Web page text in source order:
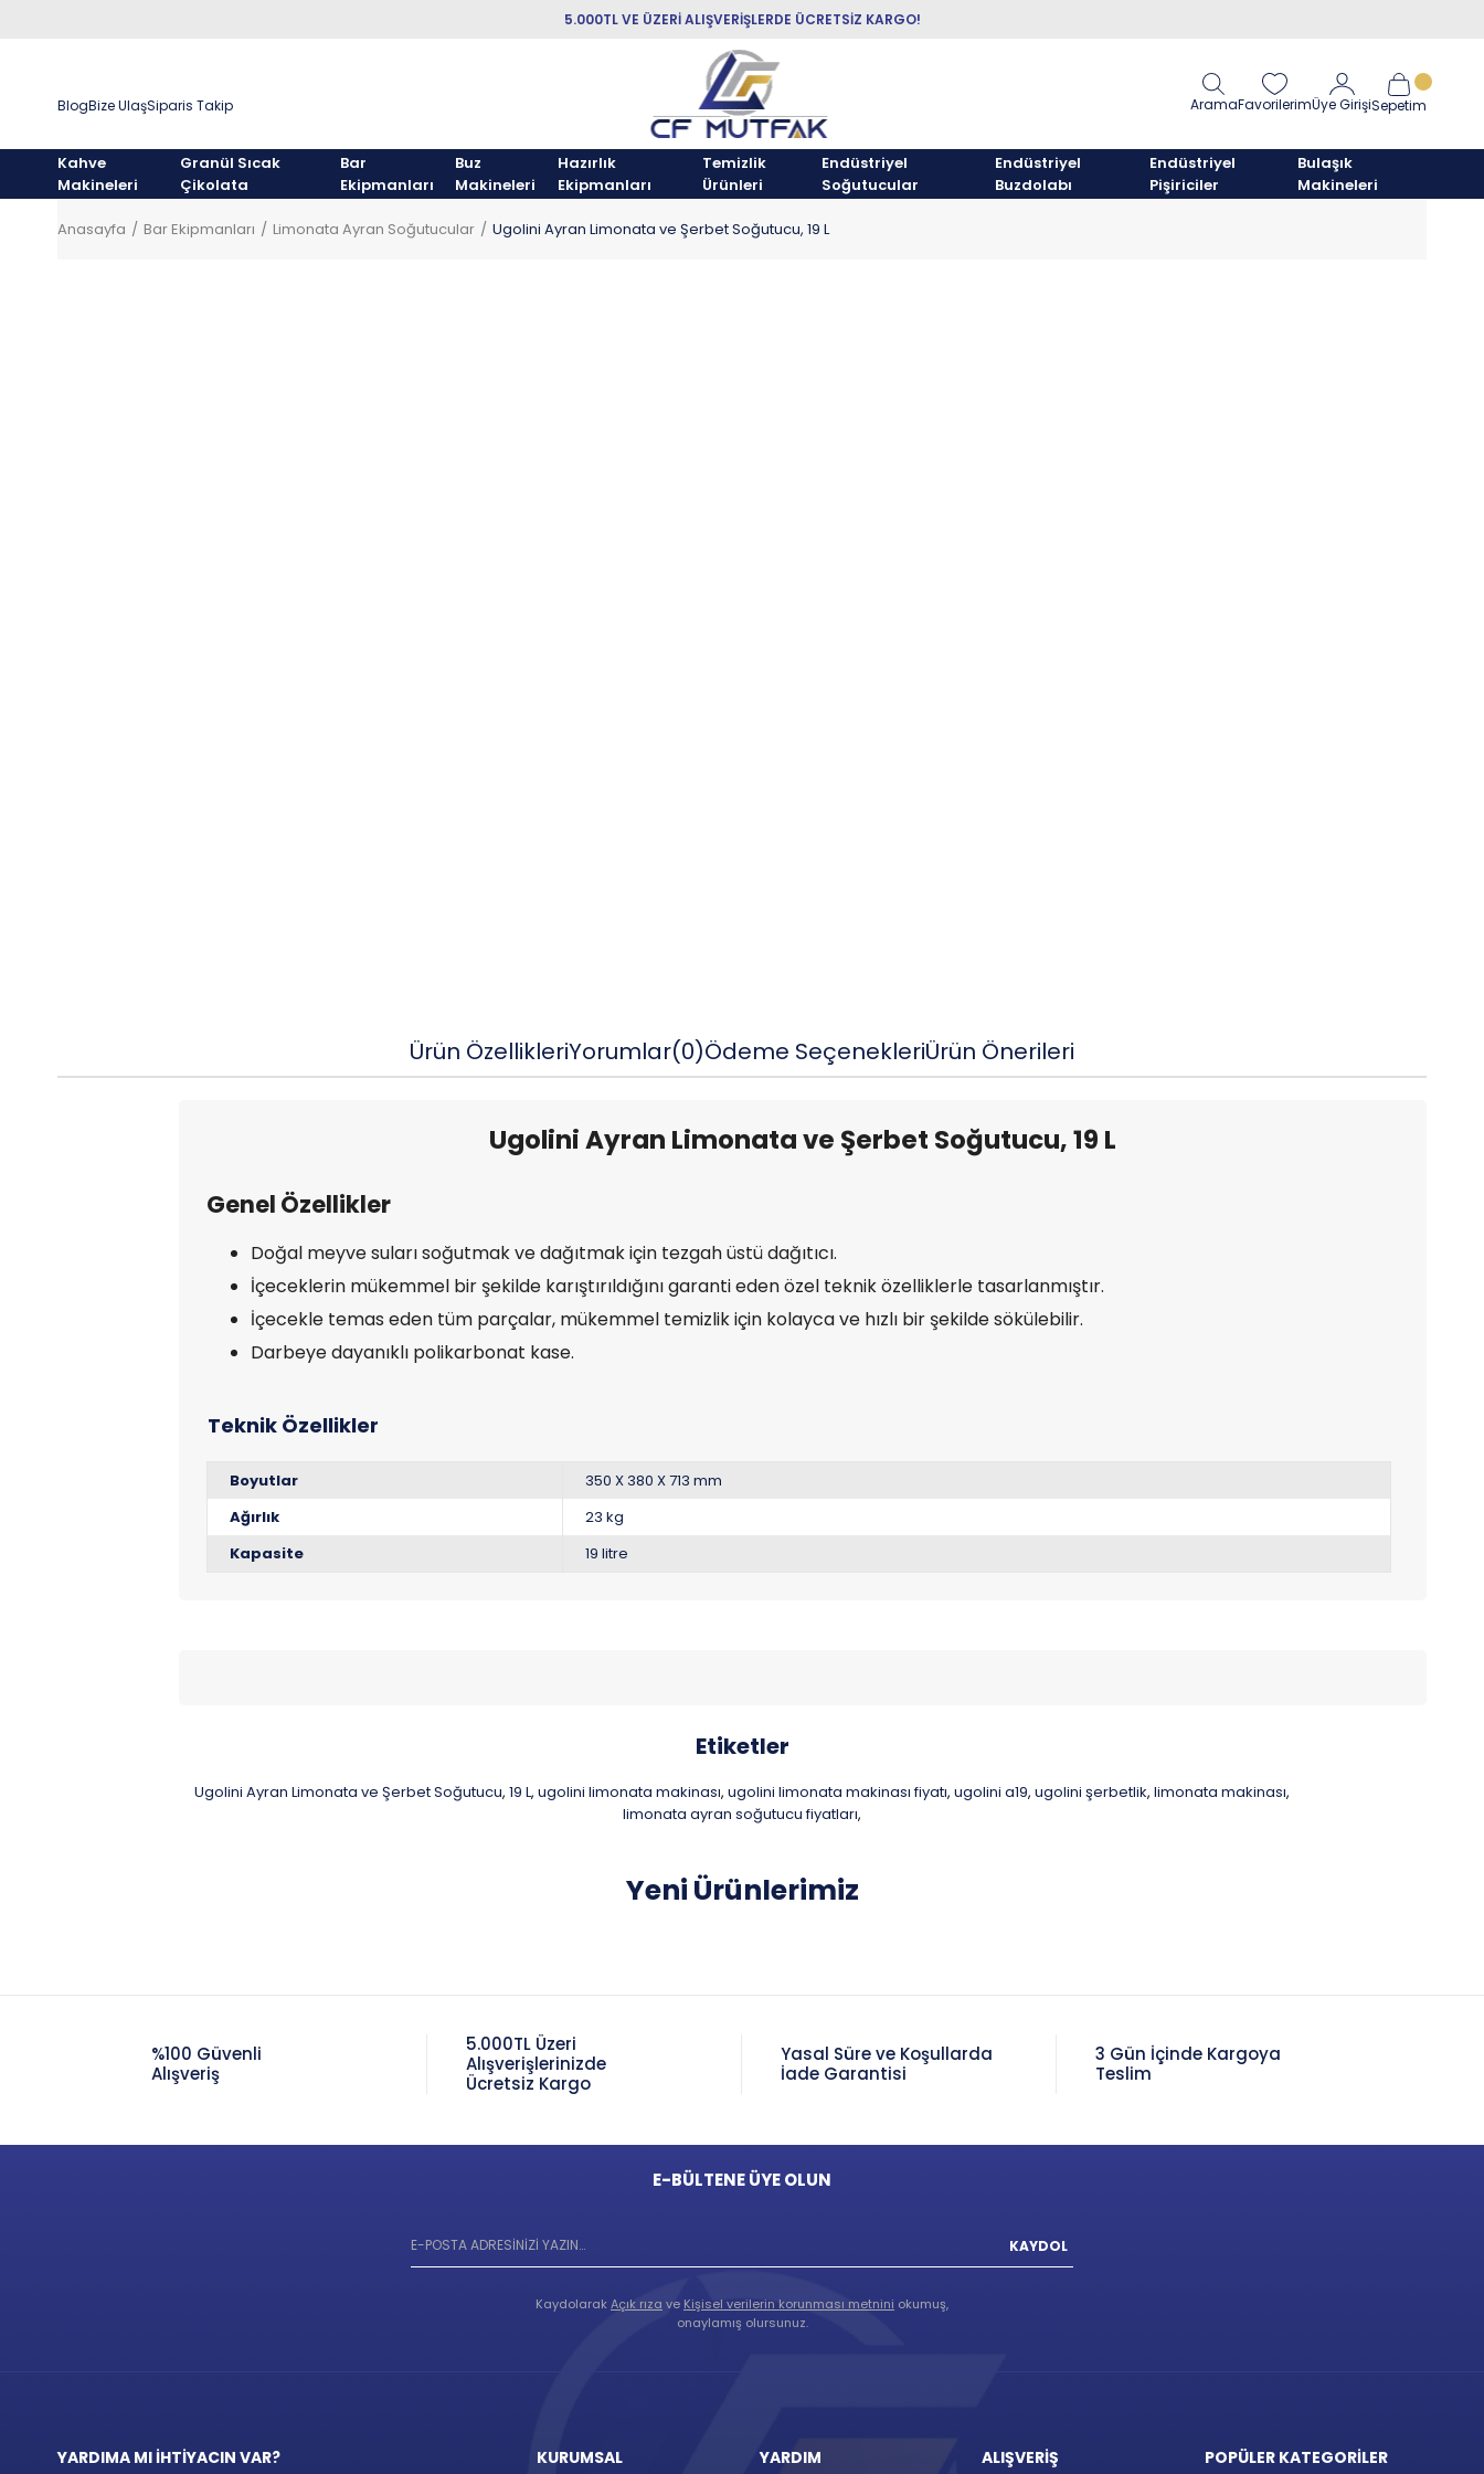
5.000TL VE ÜZERİ ALIŞVERİŞLERDE ÜCRETSİZ KARGO!
BlogBize UlaşSiparis Takip AramaFavorilerimÜye GirişiSepetim
Kahve
Makineleri
Granül Sıcak
Çikolata
Bar
Ekipmanları
Buz
Makineleri
Hazırlık
Ekipmanları
Temizlik
Ürünleri
Endüstriyel
Soğutucular
Endüstriyel
Buzdolabı
Endüstriyel
Pişiriciler
Bulaşık
Makineleri
Anasayfa Bar Ekipmanları Limonata Ayran Soğutucular Ugolini Ayran Limonata ve Şerbet Soğutucu, 19 L
Ürün ÖzellikleriYorumlar(0)Ödeme SeçenekleriÜrün Önerileri
Ugolini Ayran Limonata ve Şerbet Soğutucu, 19 L
Genel Özellikler
Doğal meyve suları soğutmak ve dağıtmak için tezgah üstü dağıtıcı.
İçeceklerin mükemmel bir şekilde karıştırıldığını garanti eden özel teknik özelliklerle tasarlanmıştır.
İçecekle temas eden tüm parçalar, mükemmel temizlik için kolayca ve hızlı bir şekilde sökülebilir.
Darbeye dayanıklı polikarbonat kase.
Boyutlar
350 X 380 X 713 mm
Ağırlık
23 kg
Kapasite
19 litre
Etiketler
Ugolini Ayran Limonata ve Şerbet Soğutucu, 19 L, ugolini limonata makinası, ugolini limonata makinası fiyatı, ugolini a19, ugolini şerbetlik, limonata makinası,
limonata ayran soğutucu fiyatları,
Yeni Ürünlerimiz
%100 Güvenli
Alışveriş
5.000TL Üzeri
Alışverişlerinizde
Ücretsiz Kargo
Yasal Süre ve Koşullarda
İade Garantisi
3 Gün İçinde Kargoya
Teslim
E-BÜLTENE ÜYE OLUN
KAYDOL
KaydolarakAçık rıza ve Kişisel verilerin korunması metnini okumuş,
onaylamış olursunuz.
YARDIMA MI İHTİYACIN VAR? KURUMSAL YARDIM ALIŞVERİŞ POPÜLER KATEGORİLER